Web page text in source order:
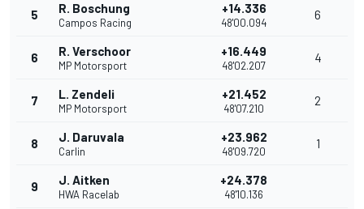
5 R. Boschung
Campos Racing
+14.336
48'00.094
6
6 R. Verschoor
MP Motorsport
+16.449
48'02.207
4
7 L. Zendeli
MP Motorsport
+21.452
48'07.210
2
8 J. Daruvala
Carlin
+23.962
48'09.720
1
9 J. Aitken
HWA Racelab
+24.378
48'10.136